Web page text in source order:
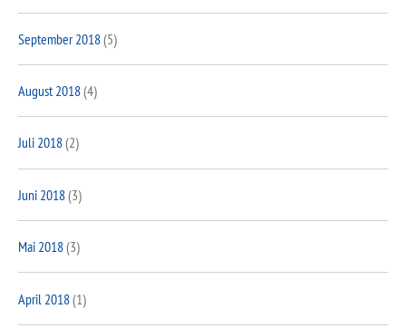
September 2018(5)
August 2018(4)
Juli 2018(2)
Juni 2018(3)
Mai 2018(3)
April 2018(1)